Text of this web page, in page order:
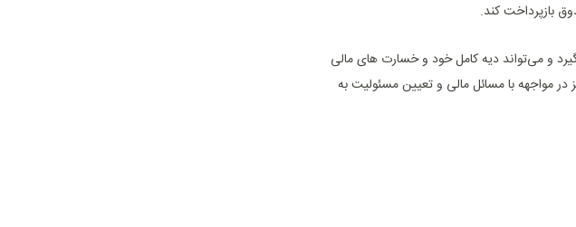
بازپرداخت کند.
و می‌تواند دیه کامل خود و خسارت ‌های مالی
در مواجهه با مسائل مالی و تعیین مسئولیت به